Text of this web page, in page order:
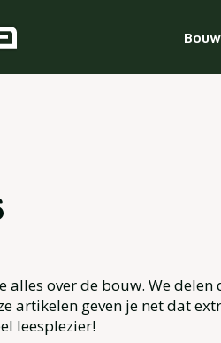
alles over de bouw. We
artikelen geven je net dat
leesplezier!